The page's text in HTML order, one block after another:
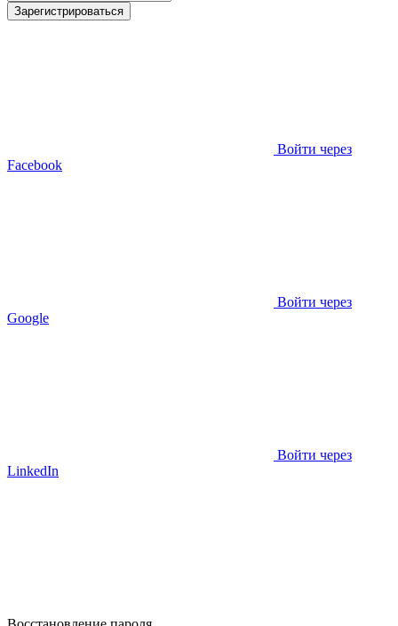
Зарегистрироваться
Войти через
Facebook
Войти через
Google
Войти через
LinkedIn